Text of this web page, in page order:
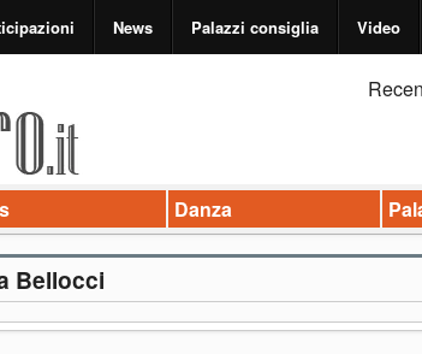
News Palazzi consiglia Video
Danza
Bellocci